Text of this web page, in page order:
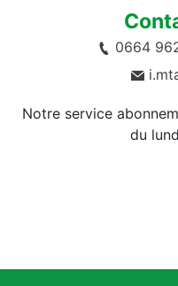
0664
Notre service
du